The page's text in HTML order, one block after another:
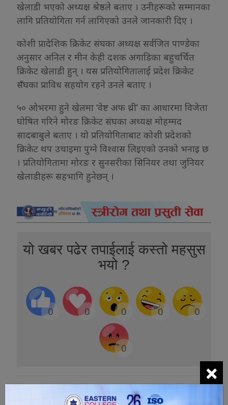
खेलाडी भएको अध्यक्ष श्रेष्ठले बताए । उनीहरूको सम्मानका
लागि प्रतियोगिता गर्न लागिएको उनले जानकारी दिए ।
कोशी प्रादेशिक क्रिकेट संघका अध्यक्ष सर्वजित पाण्डेका
अनुसार अनिल र मीन केही दशक अगाडिका बहुचर्चित
क्रिकेट खेलाडी हुन् । यस प्रतियोगितालाई प्रदेश क्रिकेट
सँघका प्राविध सहयोग रहने उनले बताए ।
५० ओभरमा हुने खेलमा ‘वेष्ट अफ थ्री’ का आधारमा विजेता
घोषित गरिने मोरङ क्रिकेट संघका अध्यक्ष मोहम्मद
सादबाबुले बताए । यो प्रतियोगिताबाट कोशी प्रदेशको
क्रिकेट थप उचाइमा पुग्ने विश्वास लिइएको उनको भनाइ छ
। प्रतियोगितामा मोरङ र सुनसरीका सिनियर तथा जुनियर
खेलाडीहरू सहभागि हुनेछन् ।
यो खबर पढेर तपाईलाई कस्तो महसुस
भयो ?
0 0 0 0 0
0
×